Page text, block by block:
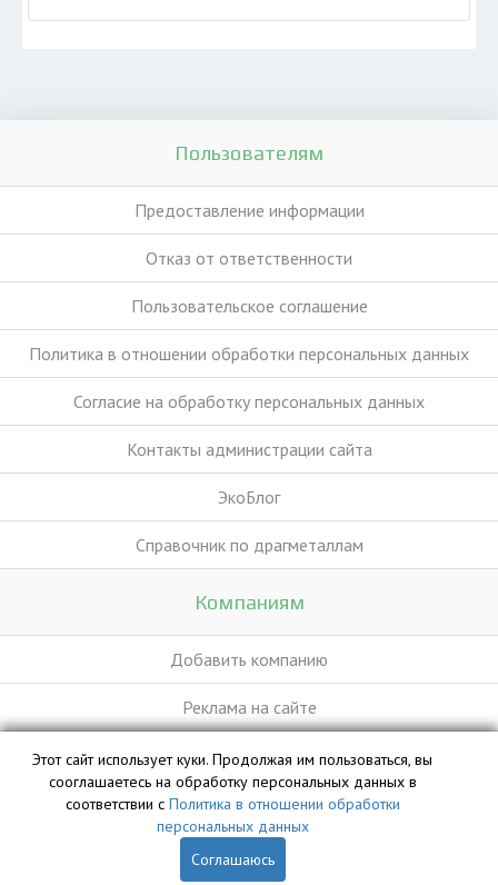
Пользователям
Предоставление информации
Отказ от ответственности
Пользовательское соглашение
Политика в отношении обработки персональных данных
Согласие на обработку персональных данных
Контакты администрации сайта
ЭкоБлог
Справочник по драгметаллам
Компаниям
Добавить компанию
Реклама на сайте
База данных сайта vyvoz.org является интеллектуальной
собственностью ООО «Профит» и охраняется законом.
Этот сайт использует куки. Продолжая им пользоваться, вы
сооглашаетесь на обработку персональных данных в
соответствии с Политика в отношении обработки
персональных данных
Соглашаюсь